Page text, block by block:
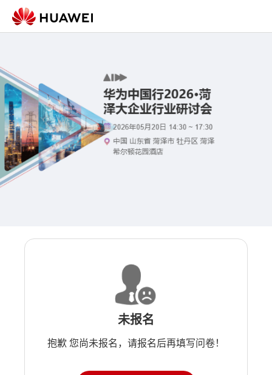
未报名
抱歉 您尚未报名，请报名后再填写问卷！